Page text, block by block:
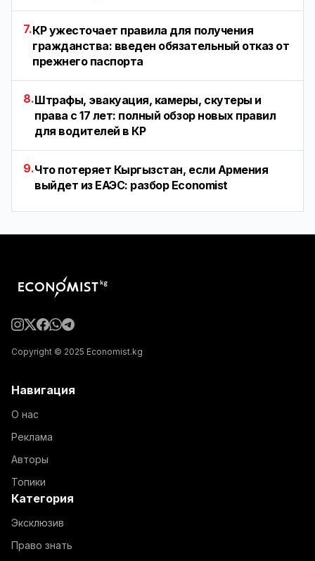
7.КР ужесточает правила для получения
гражданства: введен обязательный отказ от
прежнего паспорта
8.Штрафы, эвакуация, камеры, скутеры и
права с 17 лет: полный обзор новых правил
для водителей в КР
9.Что потеряет Кыргызстан, если Армения
выйдет из ЕАЭС: разбор Economist
Copyright © 2025 Economist.kg
Навигация
О нас
Реклама
Авторы
Топики
Категория
Эксклюзив
Право знать